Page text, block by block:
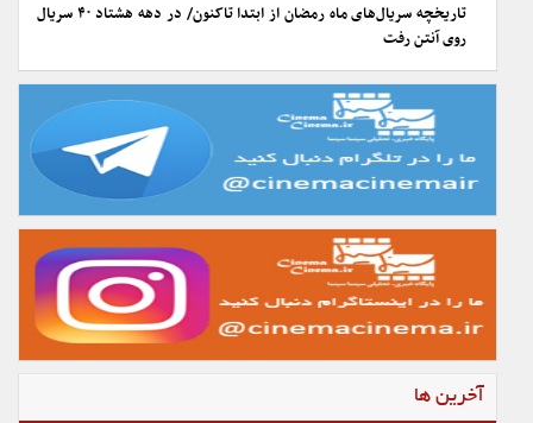
تاریخچه سریال‌های ماه رمضان از ابتدا تاکنون/ در دهه هشتاد ۴۰ سریال
روی آنتن رفت
آخرین ها